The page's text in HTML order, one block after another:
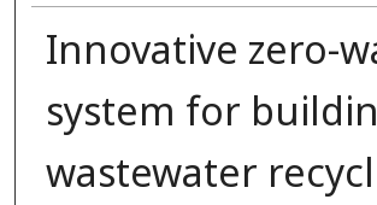
Innovative zero-
system for
wastewater